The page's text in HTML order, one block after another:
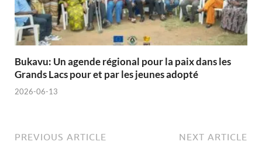
Bukavu: Un agende régional pour la paix dans les
Grands Lacs pour et par les jeunes adopté
2026-06-13
PREVIOUS ARTICLE NEXT ARTICLE